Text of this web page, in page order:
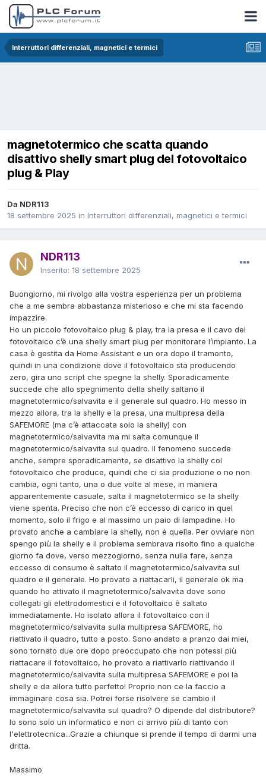
Interruttori differenziali, magnetici e termici
magnetotermico che scatta quando
disattivo shelly smart plug del fotovoltaico
plug & Play
Da NDR113
18 settembre 2025 in Interruttori differenziali, magnetici e termici
NDR113
Inserito: 18 settembre 2025
Buongiorno, mi rivolgo alla vostra esperienza per un problema
che a me sembra abbastanza misterioso e che mi sta facendo
impazzire.
Ho un piccolo fotovoltaico plug & play, tra la presa e il cavo del
fotovoltaico c’è una shelly smart plug per monitorare l’impianto. La
casa è gestita da Home Assistant e un ora dopo il tramonto,
quindi in una condizione dove il fotovoltaico sta producendo
zero, gira uno script che spegne la shelly. Sporadicamente
succede che allo spegnimento della shelly saltano il
magnetotermico/salvavita e il generale sul quadro. Ho messo in
mezzo allora, tra la shelly e la presa, una multipresa della
SAFEMORE (ma c’è attaccata solo la shelly) con
magnetotermico/salvavita ma mi salta comunque il
magnetotermico/salvavita sul quadro. Il fenomeno succede
anche, sempre sporadicamente, se disattivo la shelly col
fotovoltaico che produce, quindi che ci sia produzione o no non
cambia, ogni tanto, una o due volte al mese, in maniera
apparentemente casuale, salta il magnetotermico se la shelly
viene spenta. Preciso che non c’è eccesso di carico in quel
momento, solo il frigo e al massimo un paio di lampadine. Ho
provato anche a cambiare la shelly, non è quella. Per ovviare non
spengo più la shelly e il problema sembrava risolto fino a qualche
giorno fa dove, verso mezzogiorno, senza nulla fare, senza
eccesso di consumo è saltato il magnetotermico/salvavita sul
quadro e il generale. Ho provato a riattacarli, il generale ok ma
quando ho attivato il magnetotermico/salvavita dove sono
collegati gli elettrodomestici e il fotovoltaico è saltato
immediatamente. Ho isolato allora il fotovoltaico con il
magnetotermico/salvavita sulla multipresa SAFEMORE, ho
riattivato il quadro, tutto a posto. Sono andato a pranzo dai miei,
sono tornato due ore dopo preoccupato che non potessi più
riattacare il fotovoltaico, ho provato a riattivarlo riattivando il
magnetotermico/salvavita sulla multipresa SAFEMORE e poi la
shelly e da allora tutto perfetto! Proprio non ce la faccio a
immaginare cosa sia. Potrei forse risolvere se cambio il
magnetotermico/salvavita sul quadro? O dipende dal distributore?
Io sono solo un informatico e non ci arrivo più di tanto con
l'elettrotecnica...Grazie a chiunque si prende il tempo di darmi una
dritta.
Massimo